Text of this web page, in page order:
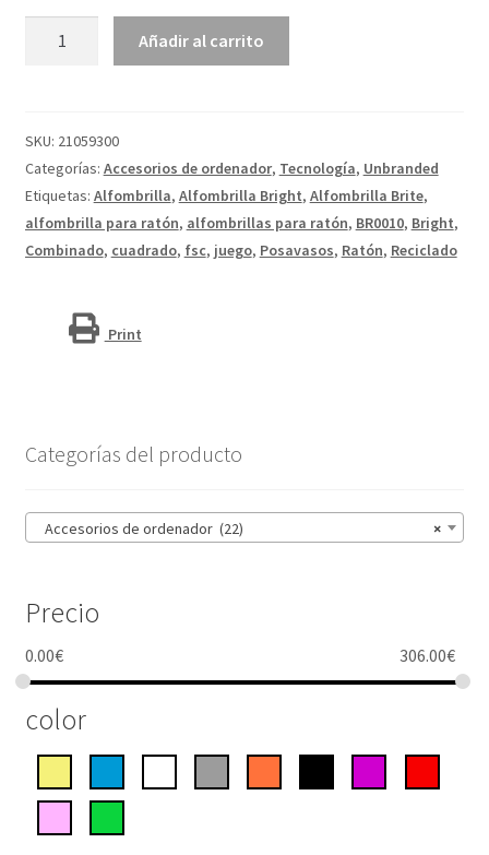
para
ratón
y
juego
de
Mat®"
Añadir al carrito
SKU: 21059300
Categorías: Accesorios de ordenador, Tecnología, Unbranded
Etiquetas: Alfombrilla, Alfombrilla Bright, Alfombrilla Brite,
alfombrilla para ratón, alfombrillas para ratón, BR0010, Bright,
Combinado, cuadrado, fsc, juego, Posavasos, Ratón, Reciclado
Print
Categorías del producto
×
Accesorios de ordenador (22)
Precio
0.00€ 306.00€
color